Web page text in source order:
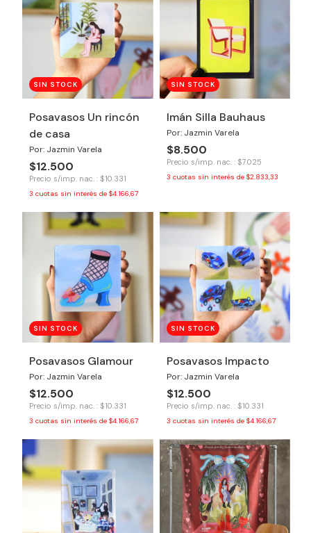
SIN STOCK
Posavasos Un rincón
de casa
Por: Jazmin Varela
$12.500
Precio s/imp. nac. : $10.331
3 cuotas sin interés de $4.166,67
SIN STOCK
Imán Silla Bauhaus
Por: Jazmin Varela
$8.500
Precio s/imp. nac. : $7.025
3 cuotas sin interés de $2.833,33
SIN STOCK
Posavasos Glamour
Por: Jazmin Varela
$12.500
Precio s/imp. nac. : $10.331
3 cuotas sin interés de $4.166,67
SIN STOCK
Posavasos Impacto
Por: Jazmin Varela
$12.500
Precio s/imp. nac. : $10.331
3 cuotas sin interés de $4.166,67